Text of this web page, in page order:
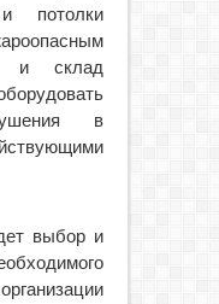
потолки
и склад
в
выбор и